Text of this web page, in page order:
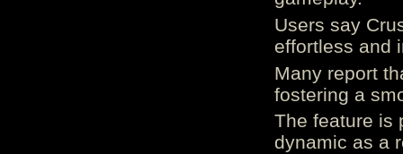
Users say
effortless and
Many report
fostering a
The feature is
dynamic as a